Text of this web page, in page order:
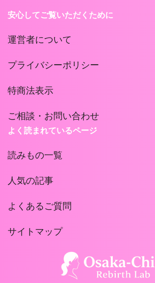
安心してご覧いただくために
運営者について
プライバシーポリシー
特商法表示
ご相談・お問い合わせ
よく読まれているページ
読みもの一覧
人気の記事
よくあるご質問
サイトマップ